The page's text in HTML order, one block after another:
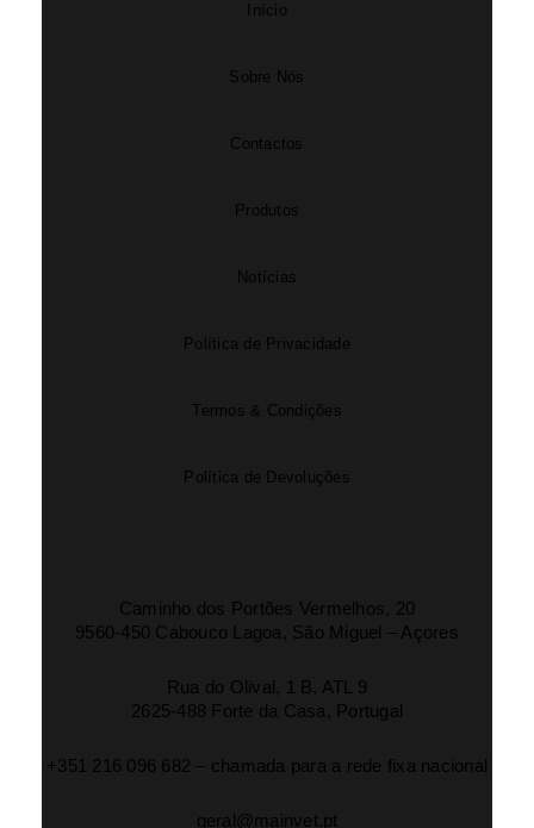
Início
Sobre Nós
Contactos
Produtos
Notícias
Política de Privacidade
Termos & Condições
Política de Devoluções
Caminho dos Portões Vermelhos, 20
9560-450 Cabouco Lagoa, São Miguel – Açores
Rua do Olival, 1 B, ATL 9
2625-488 Forte da Casa, Portugal
+351 216 096 682 – chamada para a rede fixa nacional
geral@mainvet.pt